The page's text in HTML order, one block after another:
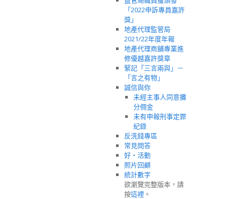
「2022申訴專員嘉許
獎」
地產代理監管局
2021/22年度年報
地產代理商舖專業進
修優越嘉許獎章
緊記「三言兩與」－
「言之有物」
誠信與你
未經主事人同意攤
分佣金
未有申報刑事定罪
紀錄
反洗錢專區
常見問答
好‧活動
照片回顧
統計數字
欲瀏覽完整版本，請
按這裡 。